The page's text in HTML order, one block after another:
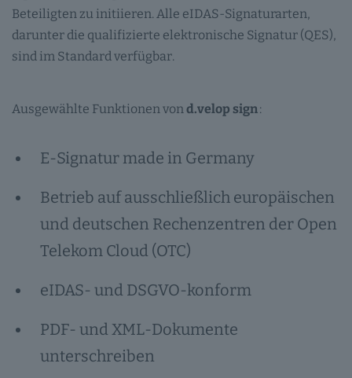
Beteiligten zu initiieren. Alle eIDAS-Signaturarten,
darunter die qualifizierte elektronische Signatur (QES),
sind im Standard verfügbar.
Ausgewählte Funktionen vond.velop sign:
E-Signatur made in Germany
Betrieb auf ausschließlich europäischen
und deutschen Rechenzentren der Open
Telekom Cloud (OTC)
eIDAS- und DSGVO-konform
PDF- und XML-Dokumente
unterschreiben